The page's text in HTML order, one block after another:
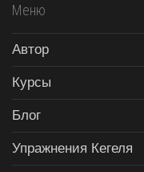
Меню
Автор
Курсы
Блог
Упражнения Кегеля